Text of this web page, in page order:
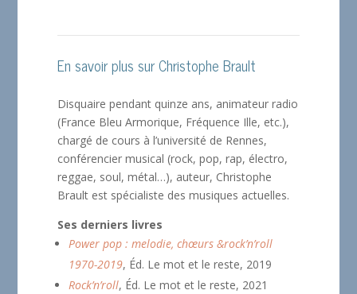
En savoir plus sur Christophe Brault
Disquaire pendant quinze ans, animateur radio
(France Bleu Armorique, Fréquence Ille, etc.),
chargé de cours à l’université de Rennes,
conférencier musical (rock, pop, rap, électro,
reggae, soul, métal…), auteur, Christophe
Brault est spécialiste des musiques actuelles.
Ses derniers livres
Power pop : melodie, chœurs &rock’n’roll
1970-2019, Éd. Le mot et le reste, 2019
Rock’n’roll, Éd. Le mot et le reste, 2021